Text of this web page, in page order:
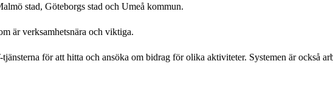
stad, Göteborgs stad och Umeå kommun.
är verksamhetsnära och viktiga.
för att hitta och ansöka om bidrag för olika aktiviteter. Systemen är också